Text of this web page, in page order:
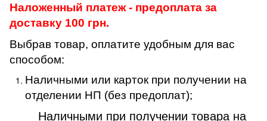
Наложенный платеж - предоплата за
доставку 100 грн.
Выбрав товар, оплатите удобным для вас
способом:
Наличными или карток при получении на
отделении НП (без предоплат);
Наличными при получении товара на